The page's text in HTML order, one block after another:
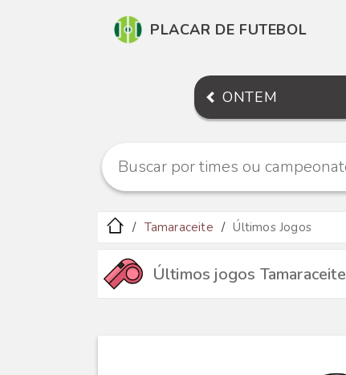
PLACAR DE FUTEBOL
ONTEM
Tamaraceite Últimos Jogos
Últimos jogos Tamaraceite